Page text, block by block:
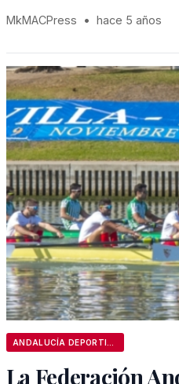
MkMACPress • hace 5 años
La Federación